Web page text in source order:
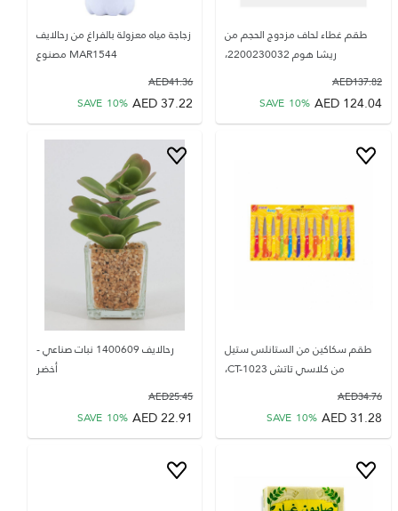
طقم غطاء لحاف مزدوج الحجم من
ريشا هوم 2200230032،
137.82
AED
124.04
AED
SAVE 10%
زجاجة مياه معزولة بالفراغ من رحالايف
MAR1544 مصنوع
41.36
AED
37.22
AED
SAVE 10%
طقم سكاكين من الستانلس ستيل
من كلاسي تاتش CT-1023،
34.76
AED
31.28
AED
SAVE 10%
رحالايف 1400609 نبات صناعي -
أخضر
25.45
AED
22.91
AED
SAVE 10%